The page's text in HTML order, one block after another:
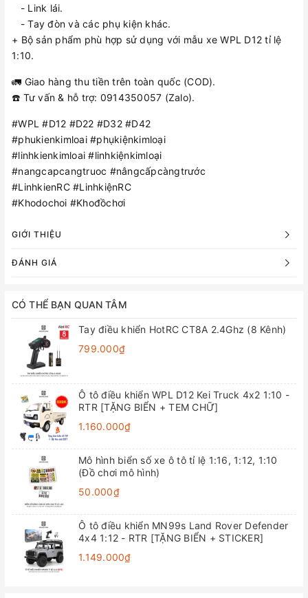
- Link lái.
- Tay đòn và các phụ kiện khác.
+ Bộ sản phẩm phù hợp sử dụng với mẫu xe WPL D12 tỉ lệ
1:10.
🚛 Giao hàng thu tiền trên toàn quốc (COD).
☎️ Tư vấn & hỗ trợ: 0914350057 (Zalo).
#WPL #D12 #D22 #D32 #D42
#phukienkimloai #phụkiệnkimloại
#linhkienkimloai #linhkiệnkimloại
#nangcapcangtruoc #nângcấpcàngtrước
#LinhkienRC #LinhkiệnRC
#Khodochoi #Khođồchơi
GIỚI THIỆU
ĐÁNH GIÁ
CÓ THỂ BẠN QUAN TÂM
Tay điều khiển HotRC CT8A 2.4Ghz (8 Kênh)
799.000₫
Ô tô điều khiển WPL D12 Kei Truck 4x2 1:10 -
RTR [TẶNG BIỂN + TEM CHỮ]
1.160.000₫
Mô hình biển số xe ô tô tỉ lệ 1:16, 1:12, 1:10
(Đồ chơi mô hình)
50.000₫
Ô tô điều khiển MN99s Land Rover Defender
4x4 1:12 - RTR [TẶNG BIỂN + STICKER]
1.149.000₫